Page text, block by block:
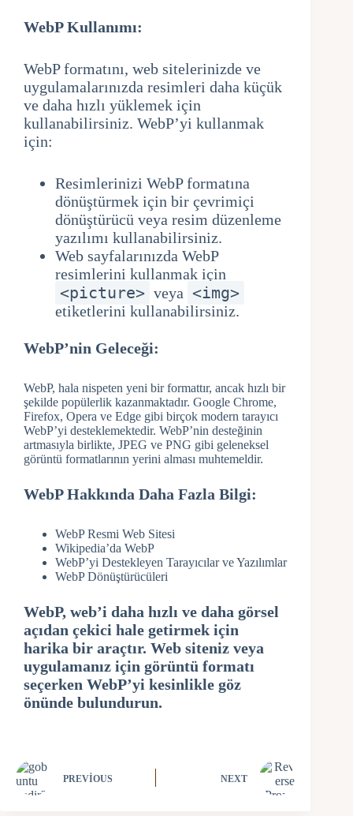
WebP Kullanımı:
WebP formatını, web sitelerinizde ve
uygulamalarınızda resimleri daha küçük
ve daha hızlı yüklemek için
kullanabilirsiniz. WebP’yi kullanmak
için:
Resimlerinizi WebP formatına
dönüştürmek için bir çevrimiçi
dönüştürücü veya resim düzenleme
yazılımı kullanabilirsiniz.
Web sayfalarınızda WebP
resimlerini kullanmak için
<picture> veya <img>
etiketlerini kullanabilirsiniz.
WebP’nin Geleceği:
WebP, hala nispeten yeni bir formattır, ancak hızlı bir
şekilde popülerlik kazanmaktadır. Google Chrome,
Firefox, Opera ve Edge gibi birçok modern tarayıcı
WebP’yi desteklemektedir. WebP’nin desteğinin
artmasıyla birlikte, JPEG ve PNG gibi geleneksel
görüntü formatlarının yerini alması muhtemeldir.
WebP Hakkında Daha Fazla Bilgi:
WebP Resmi Web Sitesi
Wikipedia’da WebP
WebP’yi Destekleyen Tarayıcılar ve Yazılımlar
WebP Dönüştürücüleri
WebP, web’i daha hızlı ve daha görsel
açıdan çekici hale getirmek için
harika bir araçtır. Web siteniz veya
uygulamanız için görüntü formatı
seçerken WebP’yi kesinlikle göz
önünde bulundurun.
PREVIOUS NEXT